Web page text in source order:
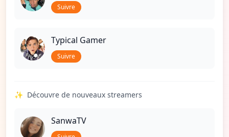
Suivre
Typical Gamer
Suivre
✨ Découvre de nouveaux streamers
SanwaTV